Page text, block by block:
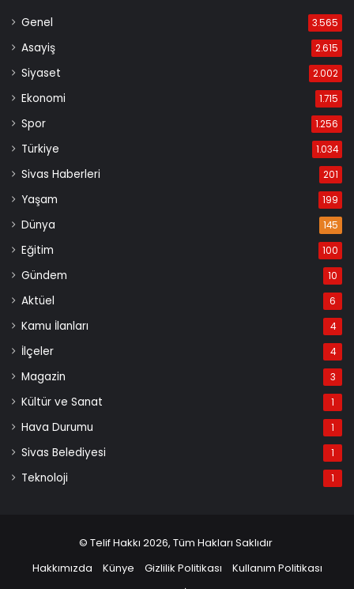
Genel 3.565
Asayiş 2.615
Siyaset 2.002
Ekonomi 1.715
Spor 1.256
Türkiye 1.034
Sivas Haberleri 201
Yaşam 199
Dünya 145
Eğitim 100
Gündem 10
Aktüel 6
Kamu İlanları 4
İlçeler 4
Magazin 3
Kültür ve Sanat 1
Hava Durumu 1
Sivas Belediyesi 1
Teknoloji 1
© Telif Hakkı 2026, Tüm Hakları Saklıdır
Hakkımızda
Künye Gizlilik Politikası
Kullanım Politikası